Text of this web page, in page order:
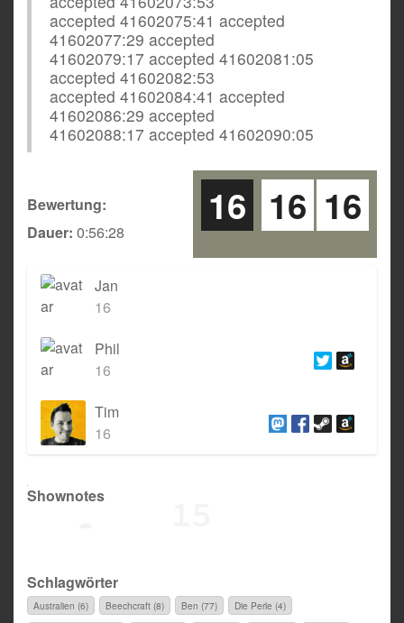
accepted 41602075:41 accepted
41602077:29 accepted
41602079:17 accepted 41602081:05
accepted 41602082:53
accepted 41602084:41 accepted
41602086:29 accepted
41602088:17 accepted 41602090:05
Bewertung: 16
16
16
Dauer: 0:56:28
Jan
16
Phil
16
Tim
16
Shownotes
Schlagwörter
Australien (6) Beechcraft (8) Ben (77)
Die Perle (4)